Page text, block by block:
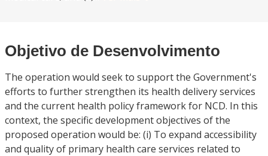
Objetivo de Desenvolvimento
The operation would seek to support the Government's
efforts to further strengthen its health delivery services
and the current health policy framework for NCD. In this
context, the specific development objectives of the
proposed operation would be: (i) To expand accessibility
and quality of primary health care services related to